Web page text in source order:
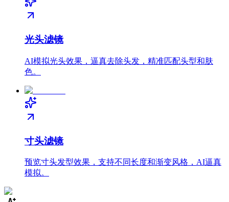
光头滤镜
AI模拟光头效果，逼真去除头发，精准匹配头型和肤
色。
寸头滤镜
预览寸头发型效果，支持不同长度和渐变风格，AI逼真
模拟。